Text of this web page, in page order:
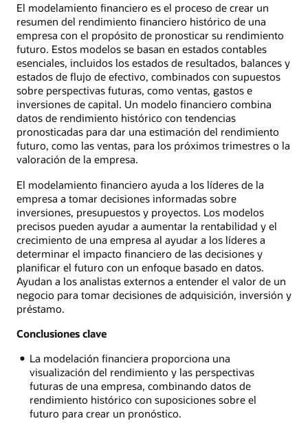
El modelamiento financiero es el proceso de crear un
resumen del rendimiento financiero histórico de una
empresa con el propósito de pronosticar su rendimiento
futuro. Estos modelos se basan en estados contables
esenciales, incluidos los estados de resultados, balances y
estados de flujo de efectivo, combinados con supuestos
sobre perspectivas futuras, como ventas, gastos e
inversiones de capital. Un modelo financiero combina
datos de rendimiento histórico con tendencias
pronosticadas para dar una estimación del rendimiento
futuro, como las ventas, para los próximos trimestres o la
valoración de la empresa.
El modelamiento financiero ayuda a los líderes de la
empresa a tomar decisiones informadas sobre
inversiones, presupuestos y proyectos. Los modelos
precisos pueden ayudar a aumentar la rentabilidad y el
crecimiento de una empresa al ayudar a los líderes a
determinar el impacto financiero de las decisiones y
planificar el futuro con un enfoque basado en datos.
Ayudan a los analistas externos a entender el valor de un
negocio para tomar decisiones de adquisición, inversión y
préstamo.
Conclusiones clave
La modelación financiera proporciona una
visualización del rendimiento y las perspectivas
futuras de una empresa, combinando datos de
rendimiento histórico con suposiciones sobre el
futuro para crear un pronóstico.